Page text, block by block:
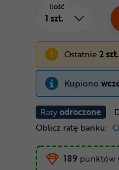
Ratyodroczone
Oblicz ratę banku:
Ilość
Ostatnie2 szt.
Kupiono
189 punktów